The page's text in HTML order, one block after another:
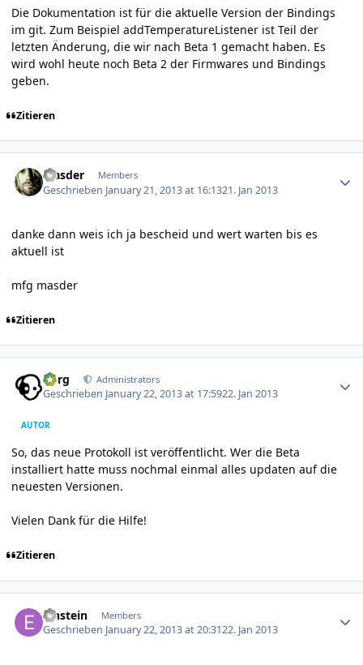
Die Dokumentation ist für die aktuelle Version der Bindings
im git. Zum Beispiel addTemperatureListener ist Teil der
letzten Änderung, die wir nach Beta 1 gemacht haben. Es
wird wohl heute noch Beta 2 der Firmwares und Bindings
geben.
Zitieren
Masder Members
Geschrieben January 21, 2013 at 16:1321. Jan 2013
danke dann weis ich ja bescheid und wert warten bis es
aktuell ist
mfg masder
Zitieren
borg Administrators
Geschrieben January 22, 2013 at 17:5922. Jan 2013
AUTOR
So, das neue Protokoll ist veröffentlicht. Wer die Beta
installiert hatte muss nochmal einmal alles updaten auf die
neuesten Versionen.
Vielen Dank für die Hilfe!
Zitieren
Einstein Members
Geschrieben January 22, 2013 at 20:3122. Jan 2013